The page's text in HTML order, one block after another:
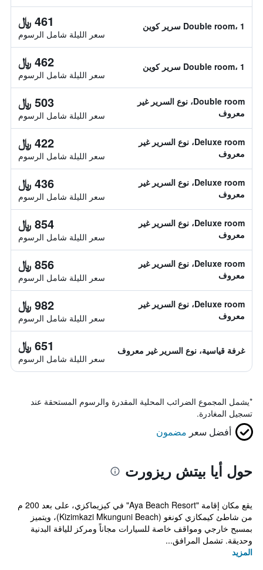
Double room، 1 سرير كوين 461 ﷼
سعر الليلة شامل الرسوم
Double room، 1 سرير كوين 462 ﷼
سعر الليلة شامل الرسوم
Double room، نوع السرير غير
معروف
503 ﷼
سعر الليلة شامل الرسوم
Deluxe room، نوع السرير غير
معروف
422 ﷼
سعر الليلة شامل الرسوم
Deluxe room، نوع السرير غير
معروف
436 ﷼
سعر الليلة شامل الرسوم
Deluxe room، نوع السرير غير
معروف
854 ﷼
سعر الليلة شامل الرسوم
Deluxe room، نوع السرير غير
معروف
856 ﷼
سعر الليلة شامل الرسوم
Deluxe room، نوع السرير غير
معروف
982 ﷼
سعر الليلة شامل الرسوم
غرفة قياسية، نوع السرير غير معروف 651 ﷼
سعر الليلة شامل الرسوم
*يشمل المجموع الضرائب المحلية المقدرة والرسوم المستحقة عند
تسجيل المغادرة.
أفضل سعر مضمون
حول أيا بيتش ريزورت
يقع مكان إقامة "Aya Beach Resort" في كيزيماكزي، على بعد 200 م
من شاطئ كيمكازي كونغو (Kizimkazi Mkunguni Beach)، ويتميز
بمسبح خارجي ومواقف خاصة للسيارات مجاناً ومركز للياقة البدنية
وحديقة. تشمل المرافق...
المزيد